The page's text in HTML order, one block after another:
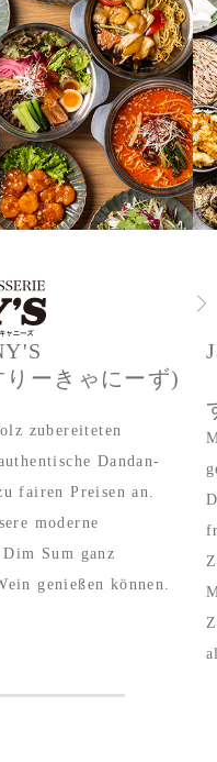
ーきゃにーず)
zubereiteten
Dandan-
fairen Preisen an.
moderne
Sum ganz
genießen können.